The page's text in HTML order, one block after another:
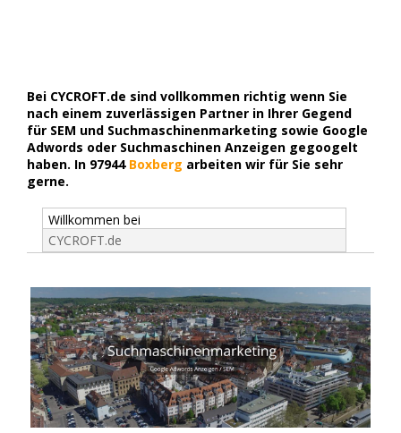
Bei CYCROFT.de sind vollkommen richtig wenn Sie
nach einem zuverlässigen Partner in Ihrer Gegend
für SEM und Suchmaschinenmarketing sowie Google
Adwords oder Suchmaschinen Anzeigen gegoogelt
haben. In 97944 Boxberg arbeiten wir für Sie sehr
gerne.
Willkommen bei
CYCROFT.de